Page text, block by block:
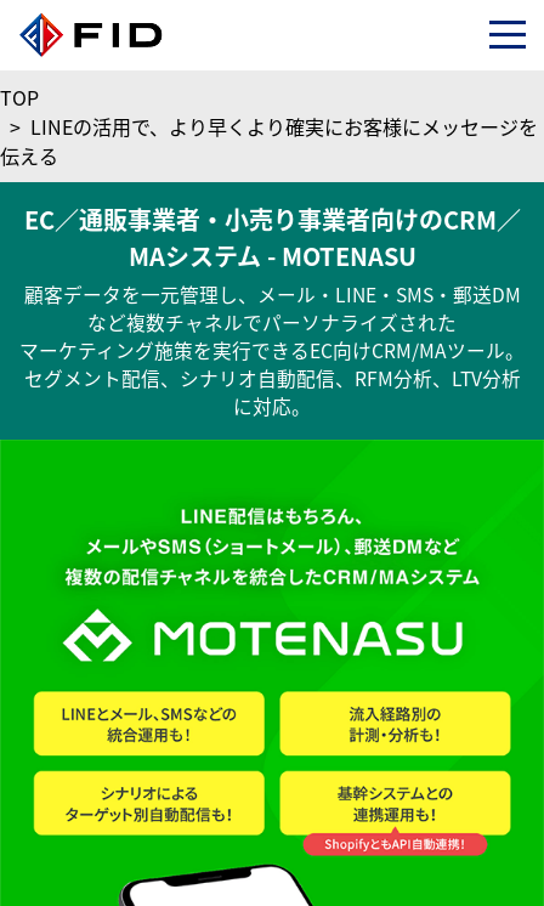
TOP
> LINEの活用で、より早くより確実にお客様にメッセージを
伝える
EC／通販事業者・小売り事業者向けのCRM／
MAシステム - MOTENASU
顧客データを一元管理し、メール・LINE・SMS・郵送DM
など複数チャネルでパーソナライズされた
マーケティング施策を実行できるEC向けCRM/MAツール。
セグメント配信、シナリオ自動配信、RFM分析、LTV分析
に対応。